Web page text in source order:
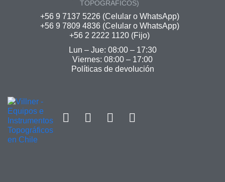
TOPOGRÁFICOS)
+56 9 7137 5226 (Celular o WhatsApp)
+56 9 7809 4836 (Celular o WhatsApp)
+56 2 2222 1120 (Fijo)
Lun – Jue: 08:00 – 17:30
Viernes: 08:00 – 17:00
Políticas de devolución